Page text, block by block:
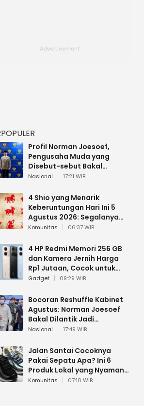
Profil Norman Joesoef,
Pengusaha Muda yang
Disebut-sebut Bakal
Dilantik Jadi Wamenhan RI
Nasional 17:21 WIB
4 Shio yang Menarik
Keberuntungan Hari Ini 5
Agustus 2026: Segalanya
Berjalan Lancar
Komunitas 06:37 WIB
4 HP Redmi Memori 256 GB
dan Kamera Jernih Harga
Rp1 Jutaan, Cocok untuk
Multitasking
Gadget 09:29 WIB
Bocoran Reshuffle Kabinet
Agustus: Norman Joesoef
Bakal Dilantik Jadi
Wamenhan RI
Nasional 17:49 WIB
Jalan Santai Cocoknya
Pakai Sepatu Apa? Ini 6
Produk Lokal yang Nyaman
Buat 17 Agustusan
Komunitas 07:10 WIB